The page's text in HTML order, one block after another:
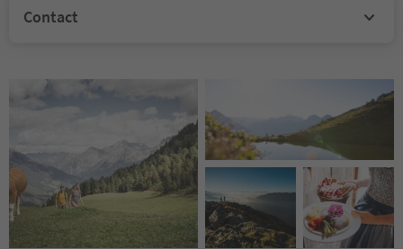
Contact